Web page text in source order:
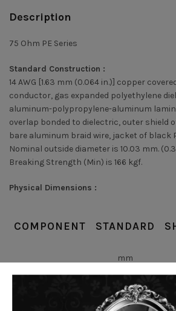
Description
75 Ohm PE Series
Standard Construction :
14 AWG [1.63 mm (0.064 in.)] copper
conductor, gas expanded polyethylene
aluminum-polypropylene-aluminum
overlap bonded to dielectric, outer shield
bare aluminum braid wire, jacket of black
Nominal outside diameter is 10.03 mm.
Breaking Strength (Min) is 166 kgf.
Physical Dimensions :
COMPONENT STANDARD
mm
1.63